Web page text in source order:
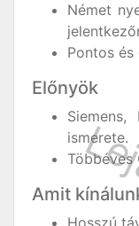
Német
Pontos és
Előnyök
ismerete.
Többéves
Amit